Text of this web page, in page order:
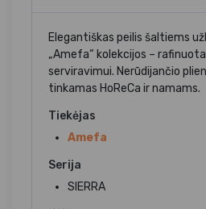
Elegantiškas peilis šaltiems
„Amefa“ kolekcijos –
serviravimui. Nerūdijančio
tinkamas HoReCa ir namams.
Tiekėjas
Amefa
Serija
SIERRA